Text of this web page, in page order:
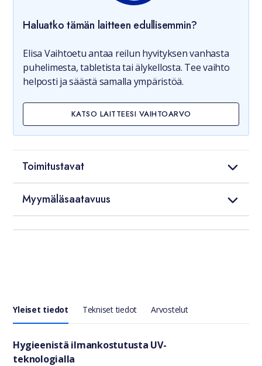
Haluatko tämän laitteen edullisemmin?
Elisa Vaihtoetu antaa reilun hyvityksen vanhasta
puhelimesta, tabletista tai älykellosta. Tee vaihto
helposti ja säästä samalla ympäristöä.
KATSO LAITTEESI VAIHTOARVO
Toimitustavat
Myymäläsaatavuus
Yleiset tiedot Tekniset tiedot Arvostelut
Yleiset tiedot
Hygieenistä ilmankostutusta UV-
teknologialla